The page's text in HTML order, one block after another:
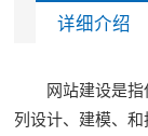
详细介绍
网站建设是指使
列设计、建模、